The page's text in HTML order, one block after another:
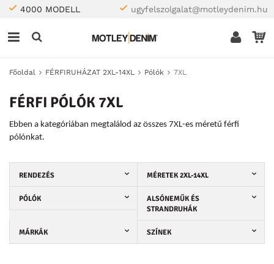
4000 MODELL ugyfelszolgalat@motleydenim.hu
Főoldal FÉRFIRUHÁZAT 2XL-14XL Pólók 7XL
FÉRFI PÓLÓK 7XL
Ebben a kategóriában megtalálod az összes 7XL-es méretű férfi
pólónkat.
RENDEZÉS MÉRETEK 2XL-14XL
PÓLÓK
ALSÓNEMŰK ÉS
STRANDRUHÁK
MÁRKÁK SZÍNEK